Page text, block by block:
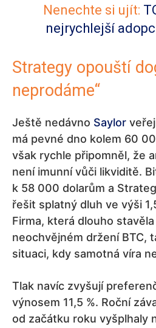
Nenechte si ujít:
nejrychlejší
Strategy opouští
neprodáme“
Ještě nedávno Saylor
má pevné dno kolem 60
však rychle připomněl, že
není imunní vůči likviditě.
k 58 000 dolarům a
řešit splatný dluh ve výši
Firma, která dlouho
neochvějném držení BTC,
situaci, kdy samotná víra
Tlak navíc zvyšují
výnosem 11,5 %. Roční
od začátku roku vyšplhaly